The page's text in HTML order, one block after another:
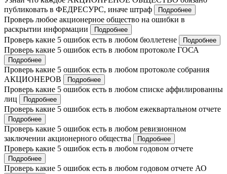
публиковать в ФЕДРЕСУРС, иначе штраф
Подробнее
Проверь любое акционерное общество на ошибки в
раскрытии информации
Подробнее
Проверь какие 5 ошибок есть в любом бюллетене Подробнее
Проверь какие 5 ошибок есть в любом протоколе ГОСА
Подробнее
Проверь какие 5 ошибок есть в любом протоколе собрания
АКЦИОНЕРОВ
Подробнее
Проверь какие 5 ошибок есть в любом списке аффилированны
лиц
Подробнее
Проверь какие 5 ошибок есть в любом ежеквартальном отчете
Подробнее
Проверь какие 5 ошибок есть в любом ревизионном
заключении акционерного общества
Подробнее
Проверь какие 5 ошибок есть в любом годовом отчете
Подробнее
Проверь какие 5 ошибок есть в любом годовом отчете АО